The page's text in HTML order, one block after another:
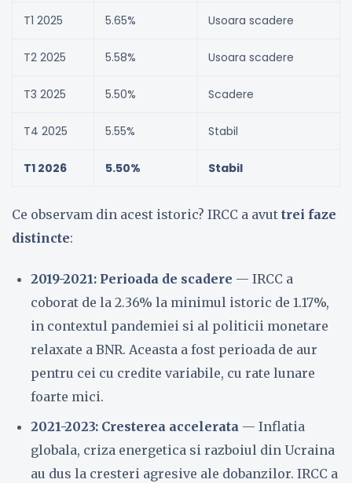
T1 2025 5.65% Usoara scadere
T2 2025 5.58% Usoara scadere
T3 2025 5.50% Scadere
T4 2025 5.55% Stabil
T1 2026 5.50% Stabil
Ce observam din acest istoric? IRCC a avut trei faze
distincte:
2019-2021: Perioada de scadere — IRCC a
coborat de la 2.36% la minimul istoric de 1.17%,
in contextul pandemiei si al politicii monetare
relaxate a BNR. Aceasta a fost perioada de aur
pentru cei cu credite variabile, cu rate lunare
foarte mici.
2021-2023: Cresterea accelerata — Inflatia
globala, criza energetica si razboiul din Ucraina
au dus la cresteri agresive ale dobanzilor. IRCC a